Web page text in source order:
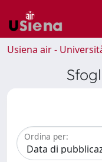
Usiena air -
Ordina per: